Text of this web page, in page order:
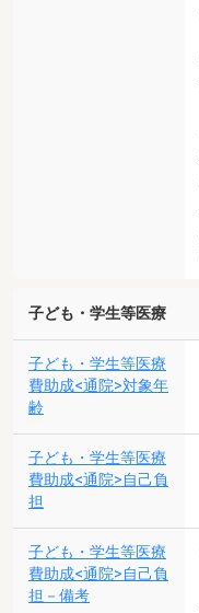
子ども・学生等医療
子ども・学生等医療
費助成<通院>対象年
齢
子ども・学生等医療
費助成<通院>自己負
担
子ども・学生等医療
費助成<通院>自己負
担－備考